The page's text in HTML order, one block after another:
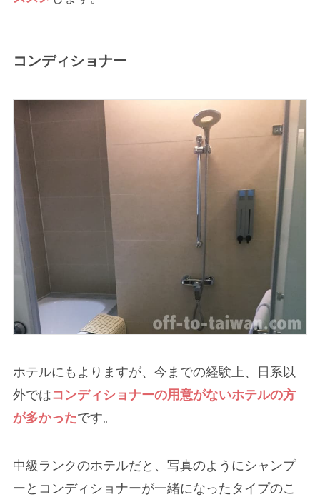
コンディショナー
ホテルにもよりますが、今までの経験上、日系以
外ではコンディショナーの用意がないホテルの方
が多かったです。
中級ランクのホテルだと、写真のようにシャンプ
ーとコンディショナーが一緒になったタイプのこ